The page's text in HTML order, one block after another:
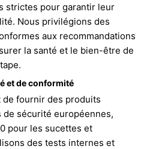
strictes pour garantir leur
Nous privilégions des
aux recommandations
la santé et le bien-être de
et de conformité
fournir des produits
de sécurité européennes,
pour les sucettes et
des tests internes et